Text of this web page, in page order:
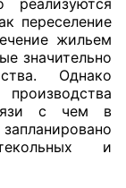
переселение
жильем
значительно
Однако
с чем в
и